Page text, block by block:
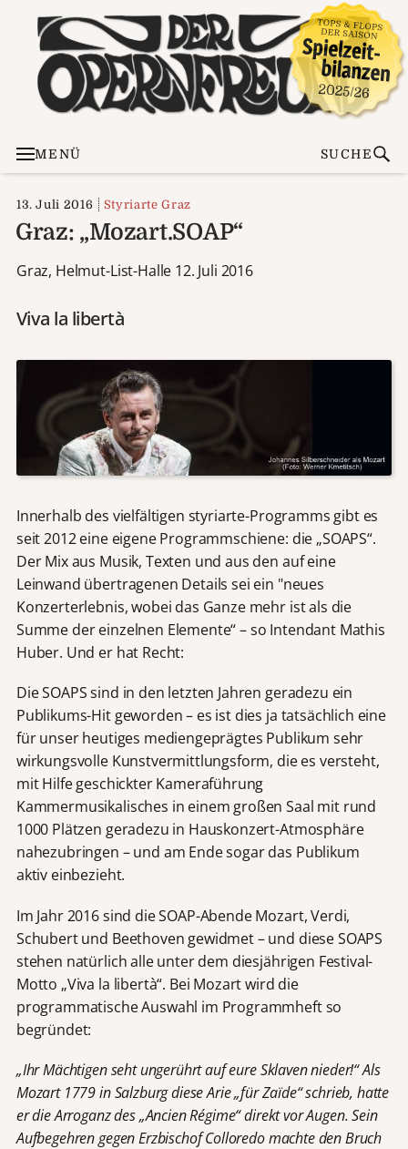
MENÜ SUCHE
13. Juli 2016 Styriarte Graz
Graz: „Mozart.SOAP“
Graz, Helmut-List-Halle 12. Juli 2016
Viva la libertà
Innerhalb des vielfältigen styriarte-Programms gibt es
seit 2012 eine eigene Programmschiene: die „SOAPS“.
Der Mix aus Musik, Texten und aus den auf eine
Leinwand übertragenen Details sei ein "neues
Konzerterlebnis, wobei das Ganze mehr ist als die
Summe der einzelnen Elemente“ – so Intendant Mathis
Huber. Und er hat Recht:
Die SOAPS sind in den letzten Jahren geradezu ein
Publikums-Hit geworden – es ist dies ja tatsächlich eine
für unser heutiges mediengeprägtes Publikum sehr
wirkungsvolle Kunstvermittlungsform, die es versteht,
mit Hilfe geschickter Kameraführung
Kammermusikalisches in einem großen Saal mit rund
1000 Plätzen geradezu in Hauskonzert-Atmosphäre
nahezubringen – und am Ende sogar das Publikum
aktiv einbezieht.
Im Jahr 2016 sind die SOAP-Abende Mozart, Verdi,
Schubert und Beethoven gewidmet – und diese SOAPS
stehen natürlich alle unter dem diesjährigen Festival-
Motto „Viva la libertà“. Bei Mozart wird die
programmatische Auswahl im Programmheft so
begründet:
„Ihr Mächtigen seht ungerührt auf eure Sklaven nieder!“ Als
Mozart 1779 in Salzburg diese Arie „für Zaïde“ schrieb, hatte
er die Arroganz des „Ancien Régime“ direkt vor Augen. Sein
Aufbegehren gegen Erzbischof Colloredo machte den Bruch